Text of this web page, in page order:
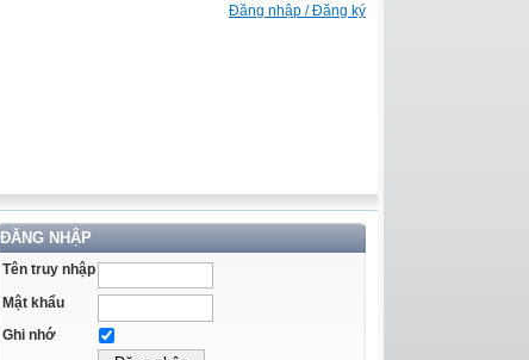
Đăng nhập / Đăng ký
ĐĂNG NHẬP
Tên truy nhập
Mật khẩu
Ghi nhớ